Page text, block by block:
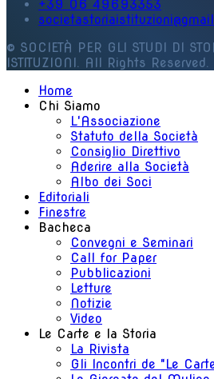
+39 06 49693353
© SOCIETÀ PER GLI STUDI DI
ISTITUZIONI. All Rights Reserved.
Home
Chi Siamo
L'Associazione
Statuto della Società
Consiglio Direttivo
Aderire alla Società
Albo dei Soci
Editoriali
Finestre
Bacheca
Convegni e Seminari
Call for Paper
Pubblicazioni
Letture
Notizie
Video
Le Carte e la Storia
La Rivista
Gli Incontri de "Le